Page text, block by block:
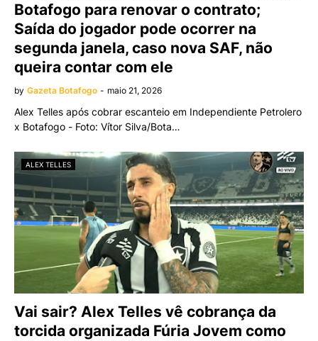
Botafogo para renovar o contrato;
Saída do jogador pode ocorrer na
segunda janela, caso nova SAF, não
queira contar com ele
by Gazeta Botafogo - maio 21, 2026
Alex Telles após cobrar escanteio em Independiente Petrolero
x Botafogo - Foto: Vítor Silva/Bota…
ALEX TELLES
Vai sair? Alex Telles vê cobrança da
torcida organizada Fúria Jovem como